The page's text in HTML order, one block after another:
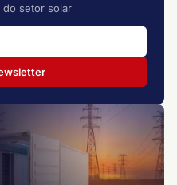
do setor solar